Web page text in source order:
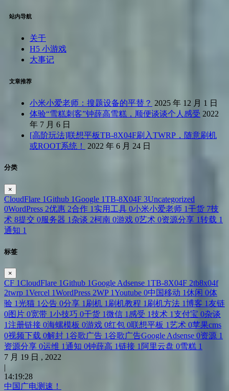
站内导航
关于
H5 小游戏
大事记
文章推荐
小米小爱老师：搜题设备的平替？ 2025 年 12 月 1 日
体验“雪糕刺客”钟薛高雪糕，顺便谈谈个人感受 2022
年 7 月 6 日
[高阶玩法]联想平板TB-8X04F刷入TWRP，随意刷机
或ROOT系统！
2022 年 6 月 24 日
分类
×
CloudFlare 1Github 1Google 1TB-8X04F 3Uncategorized
0WordPress 2优惠 2合作 1 实用工具 0小米小爱老师 1干货 7技
术 8提交 0服务器 1 杂谈 2柯南 0游戏 0艺术 0资源分享 1转载 1
通知 1
标签
×
CF 1CloudFlare 1Github 1Google Adsense 1TB-8X04F 2tb8x04f
2twrp 1Vercel 1WordPress 2WP 1Youtube 0中国移动 1休闲 0体
验 1光猫 1公告 0分享 1 刷机 1 刷机教程 1 刷机方法 1博客 1友链
0图片 0宽带 1小技巧 0干货 1微信 1 感受 1技术 1支付宝 0杂谈
1注册链接 0海螺模板 0游戏 0红包 0联想平板 1艺术 0苹果cms
0视频下载 0解封 1谷歌广告 1谷歌广告Google Adsense 0资源 1
资源分享 0运维 1通知 0钟薛高 1链接 1 阿里云盘 0雪糕 1
7 月 19 日 , 2022
|
14:19:28
中国广电测速！